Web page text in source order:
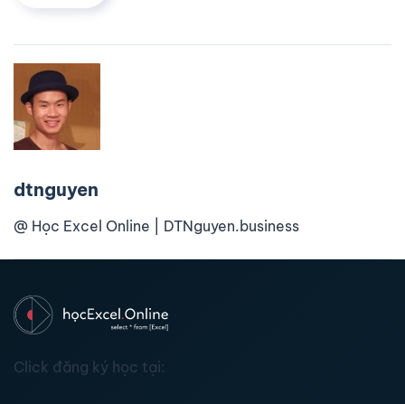
dtnguyen
@ Học Excel Online | DTNguyen.business
Click đăng ký học tại: